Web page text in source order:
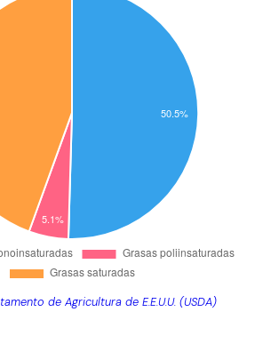
de Agricultura de E.E.U.U. (USDA)